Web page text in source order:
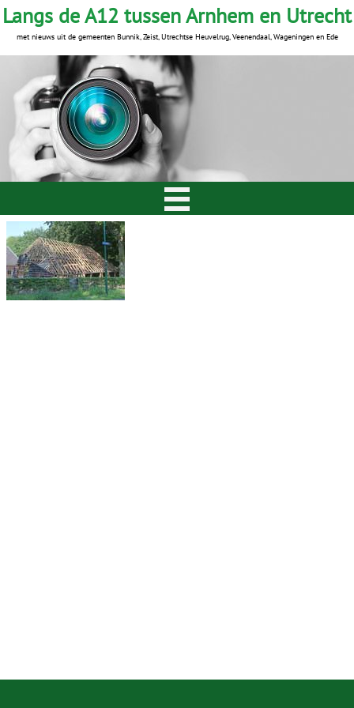
Langs de A12 tussen Arnhem en Utrecht
met nieuws uit de gemeenten Bunnik, Zeist, Utrechtse Heuvelrug, Veenendaal, Wageningen en Ede